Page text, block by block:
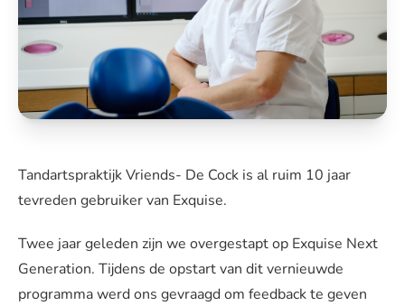
Tandartspraktijk Vriends- De Cock is al ruim 10 jaar
tevreden gebruiker van Exquise.
Twee jaar geleden zijn we overgestapt op Exquise Next
Generation. Tijdens de opstart van dit vernieuwde
programma werd ons gevraagd om feedback te geven